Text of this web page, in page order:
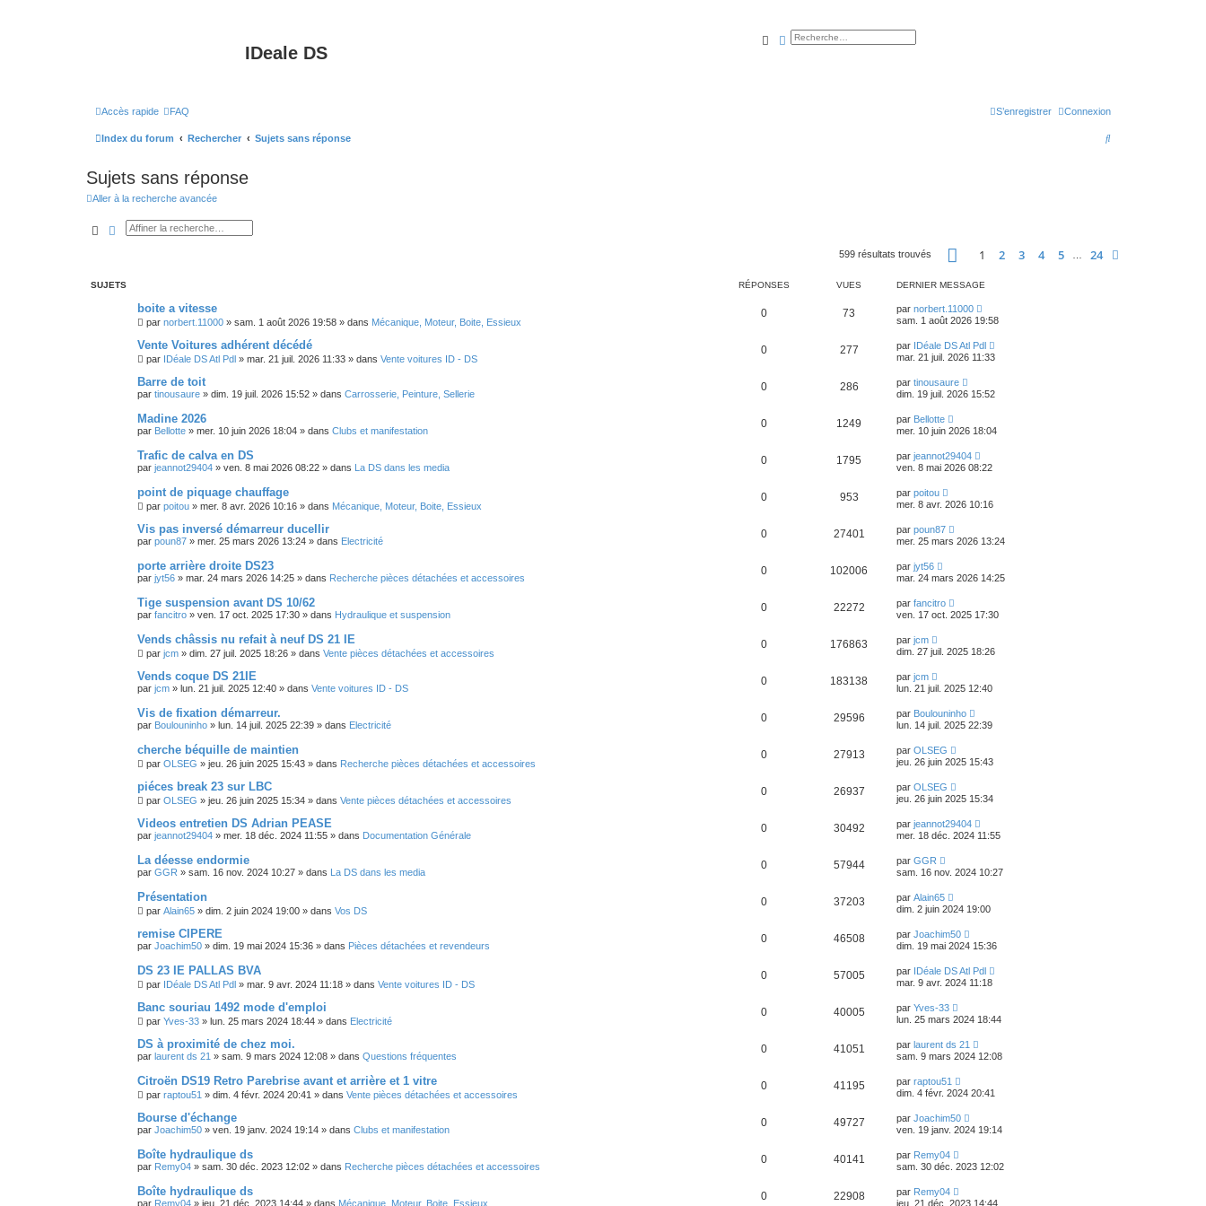
IDeale DS
Rechercher
Recherche avancée
Accès rapide FAQ Connexion
S’enregistrer
Index du forum Rechercher Sujets sans réponse
R
Sujets sans réponse
Aller à la recherche avancée
Rechercher
Recherche avancée
599 résultats trouvés Page sur24
1 2 3 4 5 24
SUJETS RÉPONSES VUES DERNIER MESSAGE
boite a vitesse
par norbert.11000 » sam. 1 août 2026 19:58 » dans Mécanique, Moteur, Boite, Essieux
0 73 par norbert.11000
sam. 1 août 2026 19:58
Vente Voitures adhérent décédé
par IDéale DS Atl Pdl » mar. 21 juil. 2026 11:33 » dans Vente voitures ID - DS
0 277 par IDéale DS Atl Pdl
mar. 21 juil. 2026 11:33
Barre de toit
par tinousaure » dim. 19 juil. 2026 15:52 » dans Carrosserie, Peinture, Sellerie
0 286 par tinousaure
dim. 19 juil. 2026 15:52
Madine 2026
par Bellotte » mer. 10 juin 2026 18:04 » dans Clubs et manifestation
0 1249 par Bellotte
mer. 10 juin 2026 18:04
Trafic de calva en DS
par jeannot29404 » ven. 8 mai 2026 08:22 » dans La DS dans les media
0 1795 par jeannot29404
ven. 8 mai 2026 08:22
point de piquage chauffage
par poitou » mer. 8 avr. 2026 10:16 » dans Mécanique, Moteur, Boite, Essieux
0 953 par poitou
mer. 8 avr. 2026 10:16
Vis pas inversé démarreur ducellir
par poun87 » mer. 25 mars 2026 13:24 » dans Electricité
0 27401 par poun87
mer. 25 mars 2026 13:24
porte arrière droite DS23
par jyt56 » mar. 24 mars 2026 14:25 » dans Recherche pièces détachées et accessoires
0 102006 par jyt56
mar. 24 mars 2026 14:25
Tige suspension avant DS 10/62
par fancitro » ven. 17 oct. 2025 17:30 » dans Hydraulique et suspension
0 22272 par fancitro
ven. 17 oct. 2025 17:30
Vends châssis nu refait à neuf DS 21 IE
par jcm » dim. 27 juil. 2025 18:26 » dans Vente pièces détachées et accessoires
0 176863 par jcm
dim. 27 juil. 2025 18:26
Vends coque DS 21IE
par jcm » lun. 21 juil. 2025 12:40 » dans Vente voitures ID - DS
0 183138 par jcm
lun. 21 juil. 2025 12:40
Vis de fixation démarreur.
par Boulouninho » lun. 14 juil. 2025 22:39 » dans Electricité
0 29596 par Boulouninho
lun. 14 juil. 2025 22:39
cherche béquille de maintien
par OLSEG » jeu. 26 juin 2025 15:43 » dans Recherche pièces détachées et accessoires
0 27913 par OLSEG
jeu. 26 juin 2025 15:43
piéces break 23 sur LBC
par OLSEG » jeu. 26 juin 2025 15:34 » dans Vente pièces détachées et accessoires
0 26937 par OLSEG
jeu. 26 juin 2025 15:34
Videos entretien DS Adrian PEASE
par jeannot29404 » mer. 18 déc. 2024 11:55 » dans Documentation Générale
0 30492 par jeannot29404
mer. 18 déc. 2024 11:55
La déesse endormie
par GGR » sam. 16 nov. 2024 10:27 » dans La DS dans les media
0 57944 par GGR
sam. 16 nov. 2024 10:27
Présentation
par Alain65 » dim. 2 juin 2024 19:00 » dans Vos DS
0 37203 par Alain65
dim. 2 juin 2024 19:00
remise CIPERE
par Joachim50 » dim. 19 mai 2024 15:36 » dans Pièces détachées et revendeurs
0 46508 par Joachim50
dim. 19 mai 2024 15:36
DS 23 IE PALLAS BVA
par IDéale DS Atl Pdl » mar. 9 avr. 2024 11:18 » dans Vente voitures ID - DS
0 57005 par IDéale DS Atl Pdl
mar. 9 avr. 2024 11:18
Banc souriau 1492 mode d'emploi
par Yves-33 » lun. 25 mars 2024 18:44 » dans Electricité
0 40005 par Yves-33
lun. 25 mars 2024 18:44
DS à proximité de chez moi.
par laurent ds 21 » sam. 9 mars 2024 12:08 » dans Questions fréquentes
0 41051 par laurent ds 21
sam. 9 mars 2024 12:08
Citroën DS19 Retro Parebrise avant et arrière et 1 vitre
par raptou51 » dim. 4 févr. 2024 20:41 » dans Vente pièces détachées et accessoires
0 41195 par raptou51
dim. 4 févr. 2024 20:41
Bourse d'échange
par Joachim50 » ven. 19 janv. 2024 19:14 » dans Clubs et manifestation
0 49727 par Joachim50
ven. 19 janv. 2024 19:14
Boîte hydraulique ds
par Remy04 » sam. 30 déc. 2023 12:02 » dans Recherche pièces détachées et accessoires
0 40141 par Remy04
sam. 30 déc. 2023 12:02
Boîte hydraulique ds
par Remy04 » jeu. 21 déc. 2023 14:44 » dans Mécanique, Moteur, Boite, Essieux
0 22908 par Remy04
jeu. 21 déc. 2023 14:44